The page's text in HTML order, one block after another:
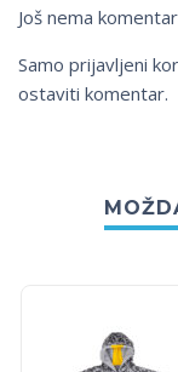
Još nema
Samo prijavljeni
ostaviti komentar.